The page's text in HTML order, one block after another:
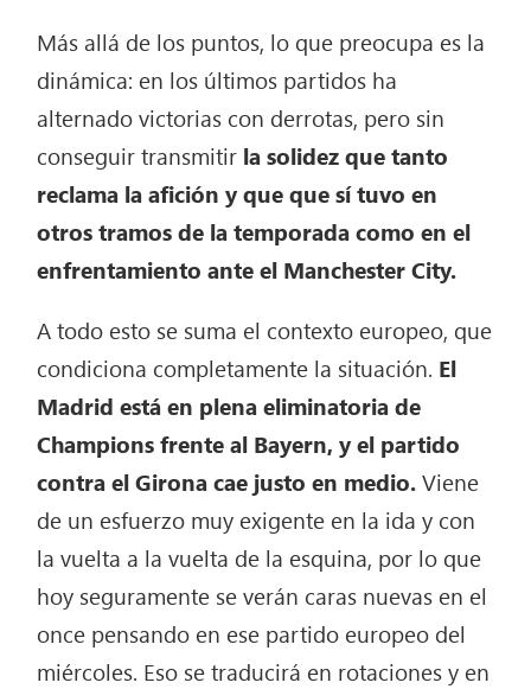
Más allá de los puntos, lo que preocupa es la
dinámica: en los últimos partidos ha
alternado victorias con derrotas, pero sin
conseguir transmitir la solidez que tanto
reclama la afición y que que sí tuvo en
otros tramos de la temporada como en el
enfrentamiento ante el Manchester City.
A todo esto se suma el contexto europeo, que
condiciona completamente la situación. El
Madrid está en plena eliminatoria de
Champions frente al Bayern, y el partido
contra el Girona cae justo en medio.Viene
de un esfuerzo muy exigente en la ida y con
la vuelta a la vuelta de la esquina, por lo que
hoy seguramente se verán caras nuevas en el
once pensando en ese partido europeo del
miércoles. Eso se traducirá en rotaciones y en